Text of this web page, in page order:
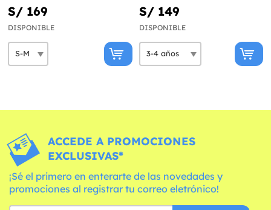
S/ 169
DISPONIBLE
S/ 149
DISPONIBLE
ACCEDE A PROMOCIONES
EXCLUSIVAS*
¡Sé el primero en enterarte de las novedades y
promociones al registrar tu correo eletrónico!